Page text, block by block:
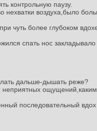
контрольную паузу.
воздуха,было
чуть более глубоком
спать нос
дальше-дышать реже?
неприятных
последовательный вдох